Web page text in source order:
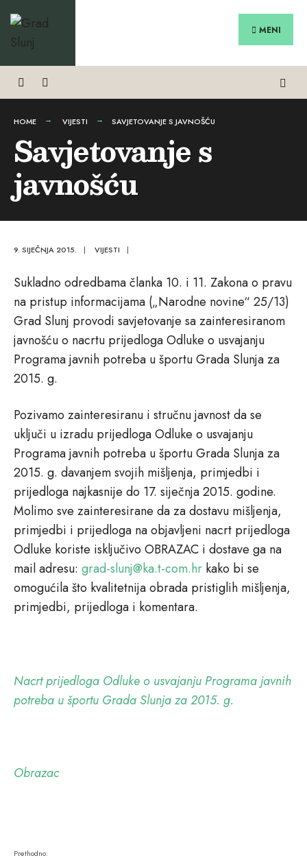
Preskoči
na
sadržaj
MENI
HOME VIJESTI SAVJETOVANJE S JAVNOŠĆU
Savjetovanje s
javnošću
9. SIJEČNJA 2015. | VIJESTI |
Sukladno odredbama članka 10. i 11. Zakona o pravu
na pristup informacijama („Narodne novine“ 25/13)
Grad Slunj provodi savjetovanje sa zainteresiranom
javnošću o nacrtu prijedloga Odluke o usvajanju
Programa javnih potreba u športu Grada Slunja za
2015. g.
Pozivamo zainteresiranu i stručnu javnost da se
uključi u izradu prijedloga Odluke o usvajanju
Programa javnih potreba u športu Grada Slunja za
2015. g. davanjem svojih mišljenja, primjedbi i
prijedloga najkasnije do 17. siječnja 2015. godine.
Molimo sve zainteresirane da za dostavu mišljenja,
primjedbi i prijedloga na objavljeni nacrt prijedloga
Odluke koriste isključivo OBRAZAC i dostave ga na
mail adresu: grad-slunj@ka.t-com.hr kako bi se
omogućila što kvalitetnija obrada pristiglih mišljenja,
primjedbi, prijedloga i komentara.
Nacrt prijedloga Odluke o usvajanju Programa javnih
potreba u športu Grada Slunja za 2015. g.
Obrazac
Prethodno:
for: